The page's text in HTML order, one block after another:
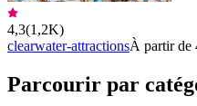
4,3(1,2K)
clearwater-attractionsÀ partir de
Parcourir par